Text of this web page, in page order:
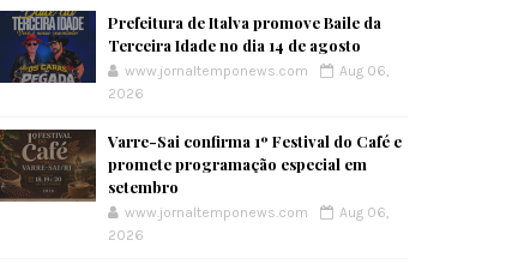
Prefeitura de Italva promove Baile da
Terceira Idade no dia 14 de agosto
www.jornaltemponews.com
Aug 06,
2026
Varre-Sai confirma 1º Festival do Café e
promete programação especial em
setembro
www.jornaltemponews.com
Aug 06,
2026